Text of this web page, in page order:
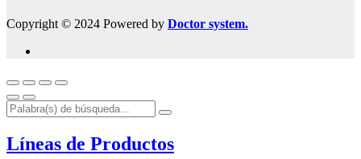
Copyright © 2024 Powered by Doctor system.
Líneas de Productos